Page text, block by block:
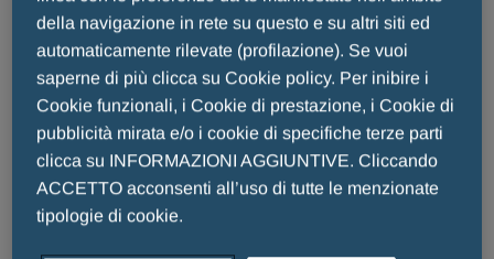
Informazioni sull'account utente. Se
l'utente si è registrato per accedere
all’area riservata del Sito aziendale,
raccogliamo i dati di accesso (nome
utente, password e dati personali).
Informazioni sullo stato di salute. In
caso di contatto con la Società in merito a
un effetto collaterale potenzialmente
della navigazione in rete su questo e su altri siti ed
automaticamente rilevate (profilazione). Se vuoi
saperne di più clicca su Cookie policy. Per inibire i
Cookie funzionali, i Cookie di prestazione, i Cookie di
pubblicità mirata e/o i cookie di specifiche terze parti
clicca su INFORMAZIONI AGGIUNTIVE. Cliccando
ACCETTO acconsenti all’uso di tutte le menzionate
tipologie di cookie.